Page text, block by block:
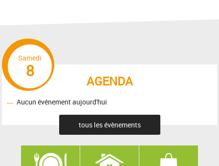
AGENDA
Samedi
8
Aucun événement aujourd'hui
tous les évènements